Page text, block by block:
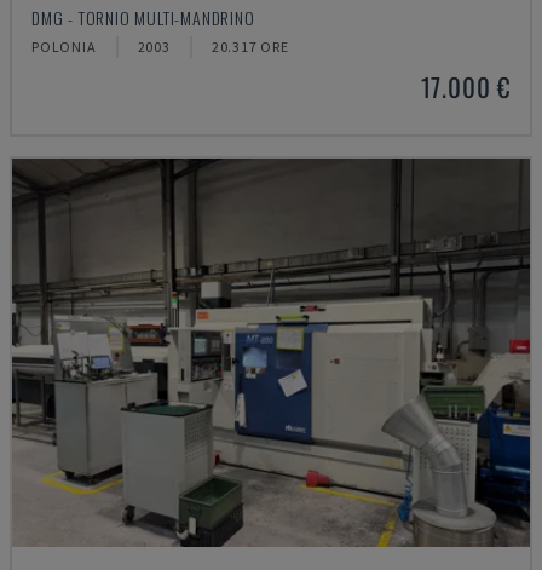
DMG - TORNIO MULTI-MANDRINO
POLONIA 2003 20.317 ORE
17.000 €